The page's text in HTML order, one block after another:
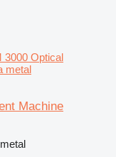
3000 Optical
metal
Machine